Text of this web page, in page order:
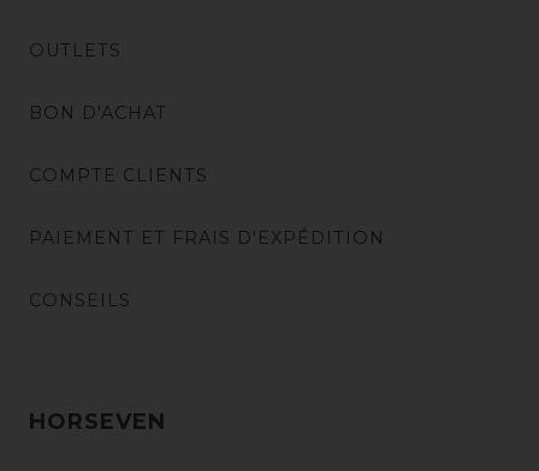
OUTLETS
BON D'ACHAT
COMPTE CLIENTS
PAIEMENT ET FRAIS D'EXPÉDITION
CONSEILS
HORSEVEN